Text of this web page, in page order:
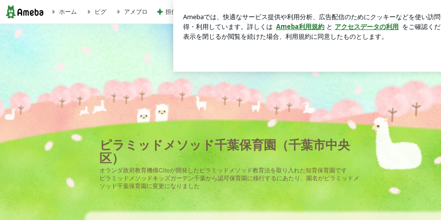
十五夜 | ピラミッドメソッド千葉保育園（千葉市中央区）
ホーム ピグ アメブロ 担任の言葉で決まったまさかの推薦
ピラミッドメソッド千葉保育園（千葉市中央
区）
オランダ政府教育機構Citoが開発したピラミッドメソッド教育法を取り入れた知育保育園です
ピラミッドメソッドキッズガーデン千葉から認可保育園に移行するにあたり、園名がピラミッドメ
ソッド千葉保育園に変更になりました